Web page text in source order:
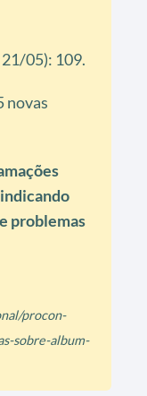
21/05): 109.
novas
problemas
procon-
sobre-album-